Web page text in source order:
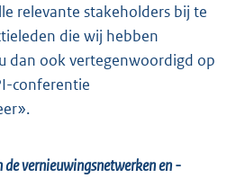
relevante stakeholders bij te
die wij hebben
dan ook vertegenwoordigd op
conferentie
vernieuwingsnetwerken en -